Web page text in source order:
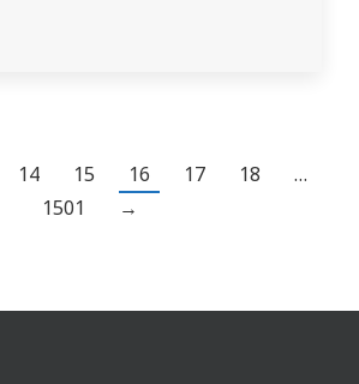
алу» тақырыбында
мысалдар келтіріп,
алдын алу жолдарын
14 15 16 17 18
…
1501
→